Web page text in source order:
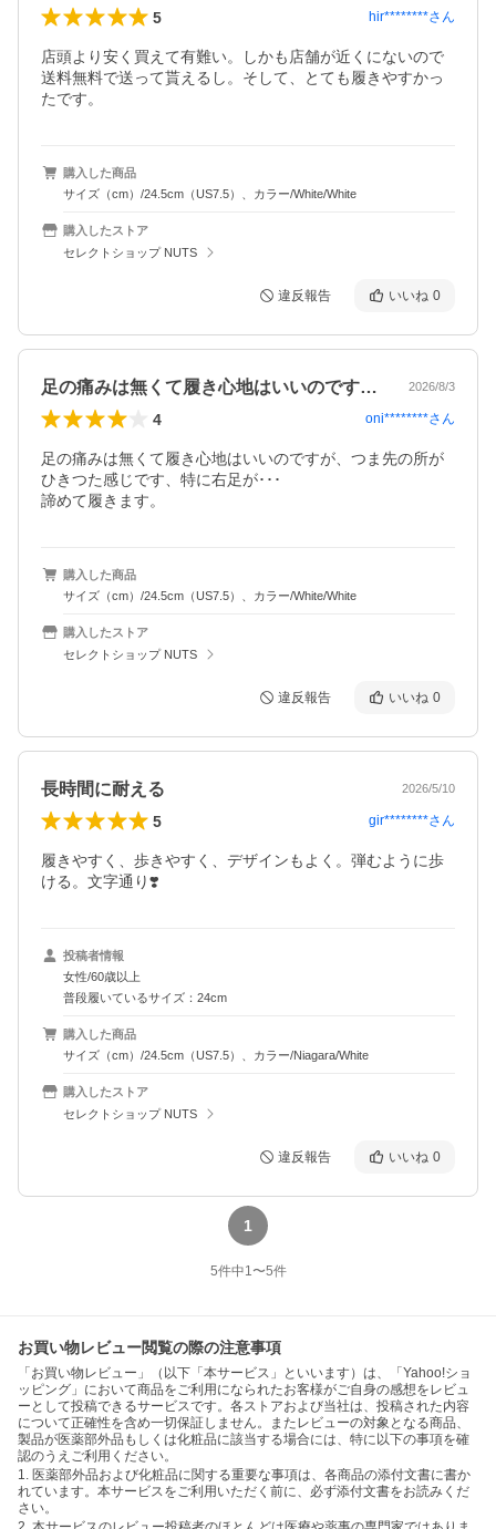
5 hir********さん
店頭より安く買えて有難い。しかも店舗が近くにないので
送料無料で送って貰えるし。そして、とても履きやすかっ
たです。
購入した商品
サイズ（cm）/24.5cm（US7.5）、カラー/White/White
購入したストア
セレクトショップ NUTS
違反報告 いいね 0
足の痛みは無くて履き心地はいいのですが… 2026/8/3
4 oni********さん
足の痛みは無くて履き心地はいいのですが、つま先の所が
ひきつた感じです、特に右足が･･･
諦めて履きます。
購入した商品
サイズ（cm）/24.5cm（US7.5）、カラー/White/White
購入したストア
セレクトショップ NUTS
違反報告 いいね 0
長時間に耐える 2026/5/10
5 gir********さん
履きやすく、歩きやすく、デザインもよく。弾むように歩
ける。文字通り❣️
投稿者情報
女性/60歳以上
普段履いているサイズ：24cm
購入した商品
サイズ（cm）/24.5cm（US7.5）、カラー/Niagara/White
購入したストア
セレクトショップ NUTS
違反報告 いいね 0
1
5件中1〜5件
お買い物レビュー閲覧の際の注意事項
「お買い物レビュー」（以下「本サービス」といいます）は、「Yahoo!ショ
ッピング」において商品をご利用になられたお客様がご自身の感想をレビュ
ーとして投稿できるサービスです。各ストアおよび当社は、投稿された内容
について正確性を含め一切保証しません。またレビューの対象となる商品、
製品が医薬部外品もしくは化粧品に該当する場合には、特に以下の事項を確
認のうえご利用ください。
1. 医薬部外品および化粧品に関する重要な事項は、各商品の添付文書に書か
れています。本サービスをご利用いただく前に、必ず添付文書をお読みくだ
さい。